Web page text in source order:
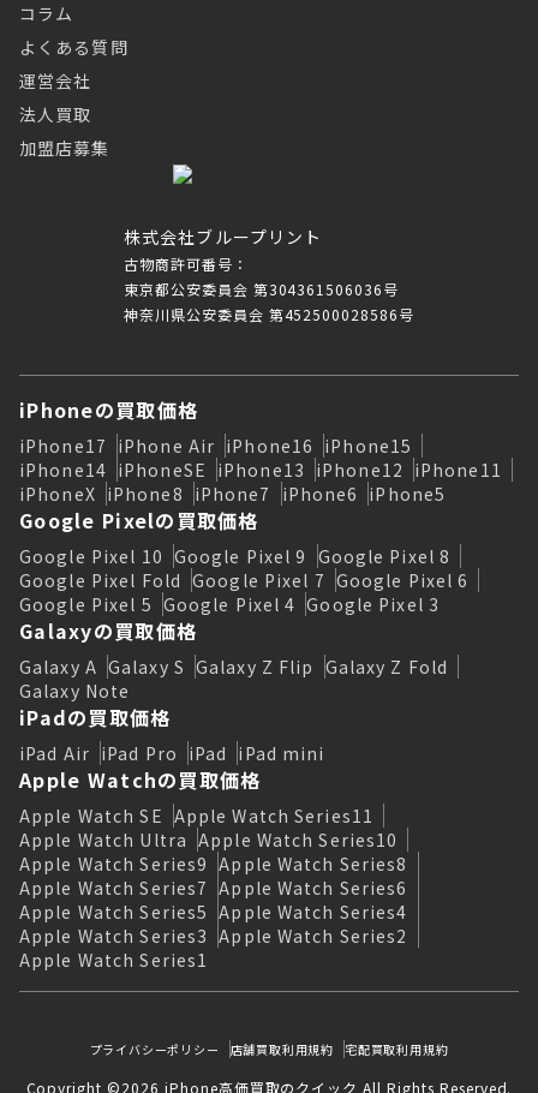
株式会社ブループリント
古物商許可番号：
東京都公安委員会 第304361506036号
神奈川県公安委員会 第452500028586号
コラム
よくある質問
運営会社
法人買取
加盟店募集
iPhoneの買取価格
iPhone17 iPhone Air iPhone16 iPhone15
iPhone14 iPhoneSE iPhone13 iPhone12 iPhone11
iPhoneX iPhone8 iPhone7 iPhone6 iPhone5
Google Pixelの買取価格
Google Pixel 10 Google Pixel 9 Google Pixel 8
Google Pixel Fold Google Pixel 7 Google Pixel 6
Google Pixel 5 Google Pixel 4 Google Pixel 3
Galaxyの買取価格
Galaxy A Galaxy S Galaxy Z Flip Galaxy Z Fold
Galaxy Note
iPadの買取価格
iPad Air iPad Pro iPad iPad mini
Apple Watchの買取価格
Apple Watch SE Apple Watch Series11
Apple Watch Ultra Apple Watch Series10
Apple Watch Series9 Apple Watch Series8
Apple Watch Series7 Apple Watch Series6
Apple Watch Series5 Apple Watch Series4
Apple Watch Series3 Apple Watch Series2
Apple Watch Series1
プライバシーポリシー 店舗買取利用規約 宅配買取利用規約
Copyright ©2026 iPhone高価買取のクイック All Rights Reserved.